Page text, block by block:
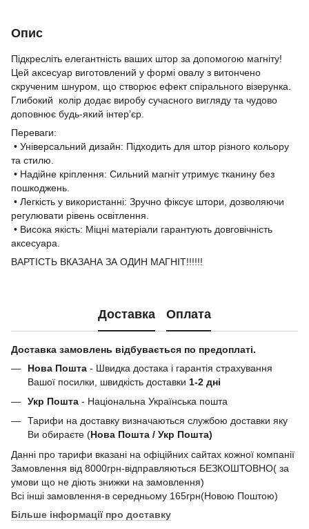
Опис
Підкресліть елегантність ваших штор за допомогою магніту!
Цей аксесуар виготовлений у формі овалу з витончено
скрученим шнуром, що створює ефект спірального візерунка.
Глибокий колір додає виробу сучасного вигляду та чудово
доповнює будь-який інтер’єр.
Переваги:
• Універсальний дизайн: Підходить для штор різного кольору
та стилю.
• Надійне кріплення: Сильний магніт утримує тканину без
пошкоджень.
• Легкість у використанні: Зручно фіксує штори, дозволяючи
регулювати рівень освітлення.
• Висока якість: Міцні матеріали гарантують довговічність
аксесуара.
ВАРТІСТЬ ВКАЗАНА ЗА ОДИН МАГНІТ!!!!!!
Доставка Оплата
Доставка замовлень відбувається по предоплаті.
Нова Пошта - Швидка достака і гарантія страхування
Вашої посилки, швидкість доставки 1-2 дні
Укр Пошта - Національна Українська пошта
Тарифи на доставку визначаються службою доставки яку
Ви обираєте (Нова Пошта / Укр Пошта)
Данні про тарифи вказані на офіційних сайтах кожної компанії
Замовлення від 8000грн-відправляються БЕЗКОШТОВНО( за
умови що не діють знижки на замовлення)
Всі інші замовлення-в середньому 165грн(Новою Поштою)
Більше інформації про доставку